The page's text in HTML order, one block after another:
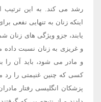
رشد می کند. به این
اینکه زنان به تنهایی نفعی
یابند، جزو ویژگی های
و غریزی به زنان نسبت داده
و مادر می شود، باید آن را
کسی که چنین غنیمتی را رد
پزشکان انگلیسی رفتار